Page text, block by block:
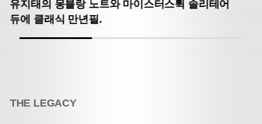
유지태의 몽블랑 노트와 마이스터스튁 솔리테어
듀에 클래식 만년필.
THE LEGACY